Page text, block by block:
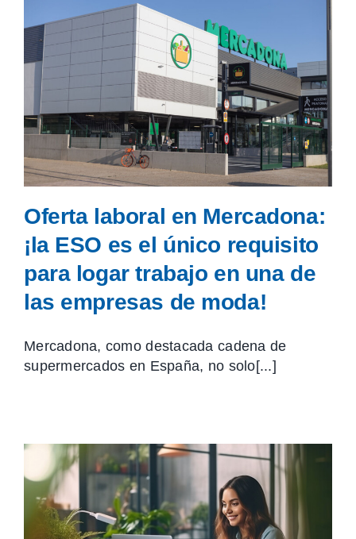
Oferta laboral en Mercadona:
¡la ESO es el único requisito
para logar trabajo en una de
las empresas de moda!
Mercadona, como destacada cadena de
supermercados en España, no solo[...]